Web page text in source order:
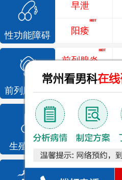
性功能障碍
早泄
阳痿
前列腺疾病
前列腺炎
前列腺增生
生殖感染
龟头炎
尿相关
死精